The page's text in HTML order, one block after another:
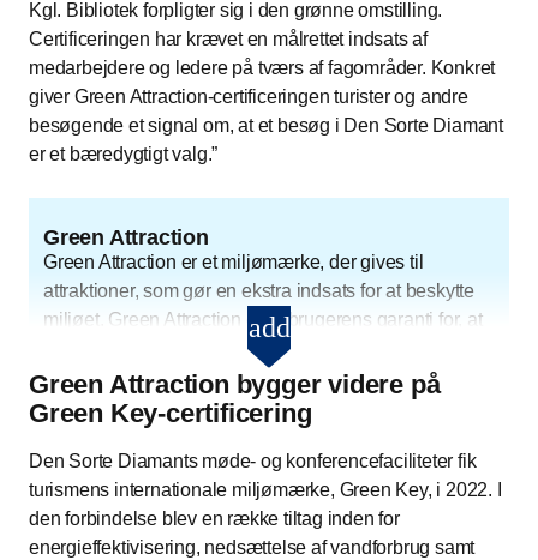
Kgl. Bibliotek forpligter sig i den grønne omstilling.
Certificeringen har krævet en målrettet indsats af
medarbejdere og ledere på tværs af fagområder. Konkret
giver Green Attraction-certificeringen turister og andre
besøgende et signal om, at et besøg i Den Sorte Diamant
er et bæredygtigt valg.
Green Attraction - Åbn og læs
add
Green Attraction
Green Attraction er et miljømærke, der gives til
attraktioner, som gør en ekstra indsats for at beskytte
miljøet. Green Attraction er forbrugerens garanti for, at
besøgsstedet lever op til en lang række krav, som
giver en mere bæredygtig profil. Horesta er ansvarlig
for certificeringen.
Læs mere om Green Attraction
Green Attraction bygger videre på
Green Key-certificering
Den Sorte Diamants møde- og konferencefaciliteter fik
turismens internationale miljømærke, Green Key, i 2022. I
den forbindelse blev en række tiltag inden for
energieffektivisering, nedsættelse af vandforbrug samt